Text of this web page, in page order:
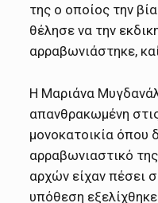
της ο οποίος την
θέλησε να την
αρραβωνιάστηκε,
Η Μαριάνα
απανθρακωμένη
μονοκατοικία όπου
αρραβωνιαστικό
αρχών είχαν πέσει
υπόθεση